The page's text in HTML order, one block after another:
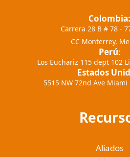
Colombia:
Carrera 28 B # 78 -
CC Monterrey,
Perú:
Los Euchariz 115 dept 102
Estados
5515 NW 72nd Ave Miami
Aliados